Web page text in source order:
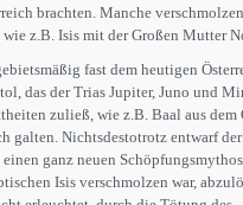
brachten. Manche
z.B. Isis mit der Großen Mutter
fast dem heutigen
das der Trias Jupiter, Juno und
zuließ, wie z.B. Baal aus dem
galten. Nichtsdestotrotz entwarf der
ganz neuen
Isis verschmolzen war,